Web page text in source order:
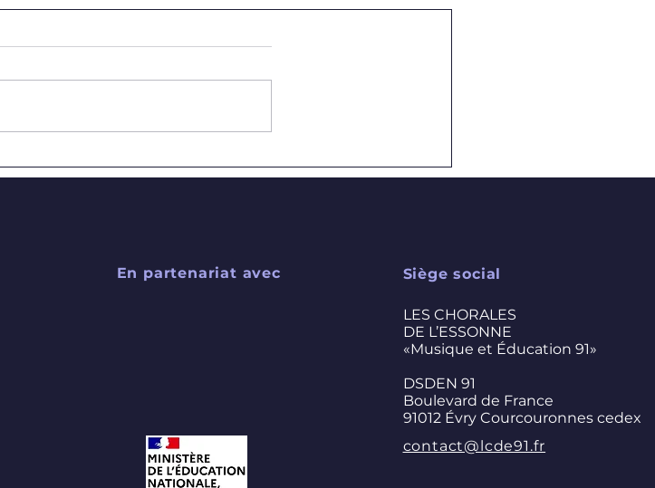
Savigny !
En partenariat avec Siège social
LES CHORALES
DE L’ESSONNE
«Musique et Éducation 91»
DSDEN 91
Boulevard de France
91012 Évry Courcouronnes cedex
contact@lcde91.fr